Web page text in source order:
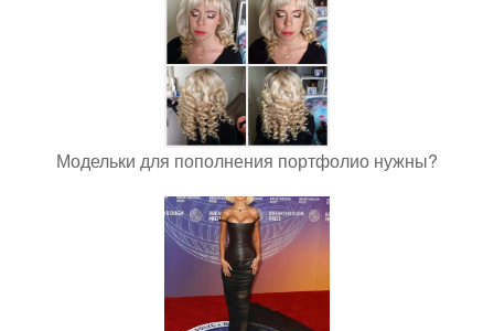
Модельки для пополнения портфолио нужны?